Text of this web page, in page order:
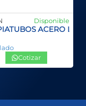
Disponible
ACERO
Cotizar